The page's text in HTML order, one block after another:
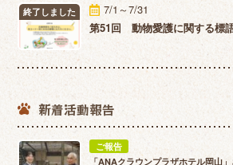
終了しました
7/1～7/31
第51回 動物愛護に関する標
新着活動報告
ご報告
「ANAクラウンプラザホテル岡山